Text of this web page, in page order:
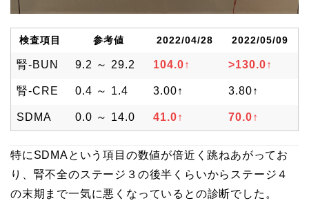
検査項目 参考値 2022/04/28 2022/05/09
腎-BUN 9.2 ～ 29.2 104.0↑ >130.0↑
腎-CRE 0.4 ～ 1.4 3.00↑ 3.80↑
SDMA 0.0 ～ 14.0 41.0↑ 70.0↑
特にSDMAという項目の数値が倍近く跳ねあがってお
り、腎不全のステージ３の後半くらいからステージ４
の末期まで一気に悪くなっているとの診断でした。